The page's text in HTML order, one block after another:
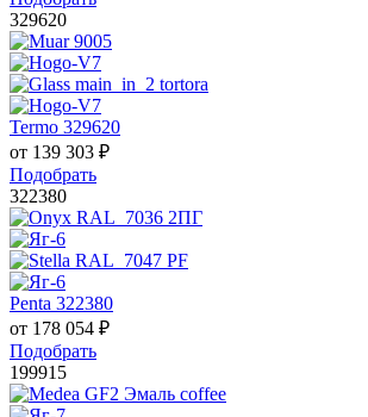
329620
Termo 329620
от 139 303 ₽
Подобрать
322380
Penta 322380
от 178 054 ₽
Подобрать
199915